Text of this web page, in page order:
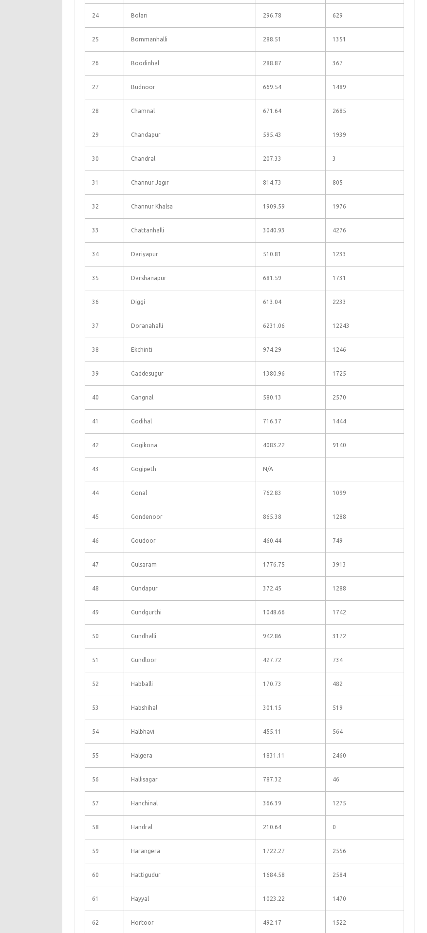
24 Bolari 296.78 629
25 Bommanhalli 288.51 1351
26 Boodinhal 288.87 367
27 Budnoor 669.54 1489
28 Chamnal 671.64 2685
29 Chandapur 595.43 1939
30 Chandral 207.33 3
31 Channur Jagir 814.73 805
32 Channur Khalsa 1909.59 1976
33 Chattanhalli 3040.93 4276
34 Dariyapur 510.81 1233
35 Darshanapur 681.59 1731
36 Diggi 613.04 2233
37 Doranahalli 6231.06 12243
38 Ekchinti 974.29 1246
39 Gaddesugur 1380.96 1725
40 Gangnal 580.13 2570
41 Godihal 716.37 1444
42 Gogikona 4083.22 9140
43 Gogipeth N/A
44 Gonal 762.83 1099
45 Gondenoor 865.38 1288
46 Goudoor 460.44 749
47 Gulsaram 1776.75 3913
48 Gundapur 372.45 1288
49 Gundgurthi 1048.66 1742
50 Gundhalli 942.86 3172
51 Gundloor 427.72 734
52 Habballi 170.73 482
53 Habshihal 301.15 519
54 Halbhavi 455.11 564
55 Halgera 1831.11 2460
56 Hallisagar 787.32 46
57 Hanchinal 366.39 1275
58 Handral 210.64 0
59 Harangera 1722.27 2556
60 Hattigudur 1684.58 2584
61 Hayyal 1023.22 1470
62 Hortoor 492.17 1522